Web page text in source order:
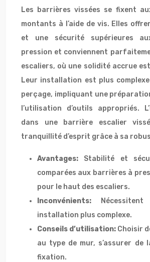
Les barrières vissées se fixent
montants à l’aide de vis. Elles
et une sécurité supérieures
pression et conviennent
escaliers, où une solidité accrue
Leur installation est plus
perçage, impliquant une
l’utilisation d’outils appropriés.
dans une barrière escalier
tranquillité d’esprit grâce à sa
Avantages: Stabilité et
comparées aux barrières à
pour le haut des escaliers.
Inconvénients:
installation plus complexe.
Conseils d’utilisation: Choisir
au type de mur, s’assurer de
fixation.